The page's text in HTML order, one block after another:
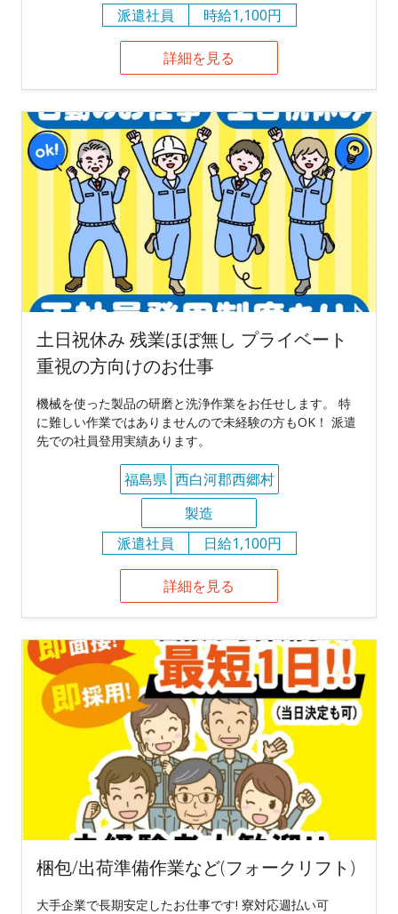
派遣社員
時給1,100円
詳細を見る
土日祝休み 残業ほぼ無し プライベート
重視の方向けのお仕事
機械を使った製品の研磨と洗浄作業をお任せします。 特
に難しい作業ではありませんので未経験の方もOK！ 派遣
先での社員登用実績あります。
福島県 西白河郡西郷村
製造
派遣社員
日給1,100円
詳細を見る
梱包/出荷準備作業など(フォークリフト)
大手企業で長期安定したお仕事です! 寮対応週払い可